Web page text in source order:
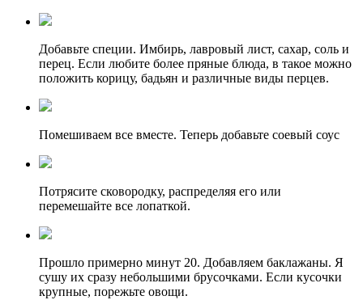
Добавьте специи. Имбирь, лавровый лист, сахар, соль и
перец. Если любите более пряные блюда, в такое можно
положить корицу, бадьян и различные виды перцев.
Помешиваем все вместе. Теперь добавьте соевый соус
Потрясите сковородку, распределяя его или
перемешайте все лопаткой.
Прошло примерно минут 20. Добавляем баклажаны. Я
сушу их сразу небольшими брусочками. Если кусочки
крупные, порежьте овощи.